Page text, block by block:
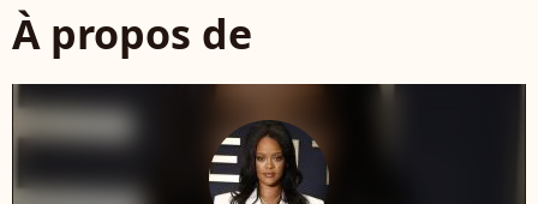
À propos de